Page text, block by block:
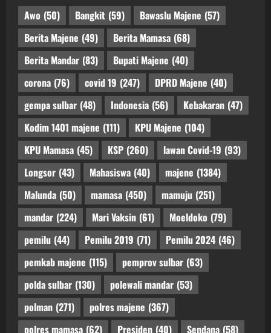
Awo (50) Bangkit (59) Bawaslu Majene (57)
Berita Majene (49) Berita Mamasa (68)
Berita Mandar (83) Bupati Majene (40)
corona (76) covid 19 (247) DPRD Majene (40)
gempa sulbar (48) Indonesia (56) Kebakaran (47)
Kodim 1401 majene (111) KPU Majene (104)
KPU Mamasa (45) KSP (260) lawan Covid-19 (93)
Longsor (43) Mahasiswa (40) majene (1384)
Malunda (50) mamasa (450) mamuju (251)
mandar (224) Mari Vaksin (61) Moeldoko (79)
pemilu (44) Pemilu 2019 (71) Pemilu 2024 (46)
pemkab majene (115) pemprov sulbar (63)
polda sulbar (130) polewali mandar (53)
polman (271) polres majene (367)
polres mamasa (62) Presiden (40) Sendana (58)